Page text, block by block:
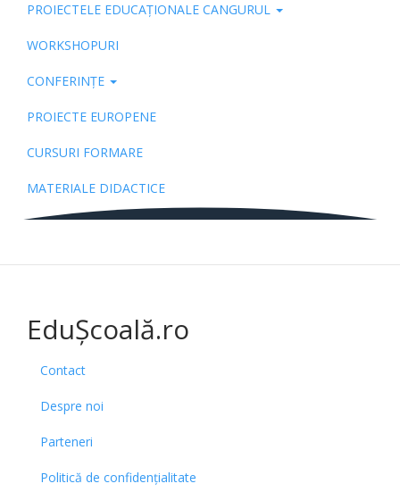
PROIECTELE EDUCAȚIONALE CANGURUL
WORKSHOPURI
CONFERINȚE
PROIECTE EUROPENE
CURSURI FORMARE
MATERIALE DIDACTICE
EduȘcoală.ro
Contact
Despre noi
Parteneri
Politică de confidențialitate